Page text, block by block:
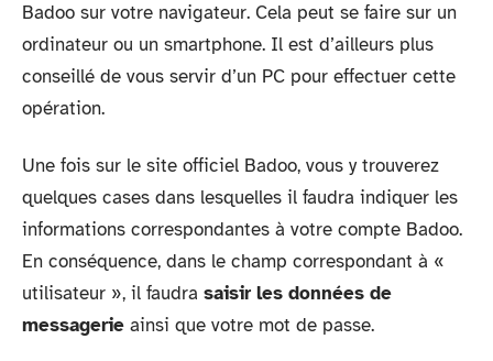
Badoo sur votre navigateur. Cela peut se faire sur un
ordinateur ou un smartphone. Il est d’ailleurs plus
conseillé de vous servir d’un PC pour effectuer cette
opération.
Une fois sur le site officiel Badoo, vous y trouverez
quelques cases dans lesquelles il faudra indiquer les
informations correspondantes à votre compte Badoo.
En conséquence, dans le champ correspondant à «
utilisateur », il faudra saisir les données de
messagerie ainsi que votre mot de passe.